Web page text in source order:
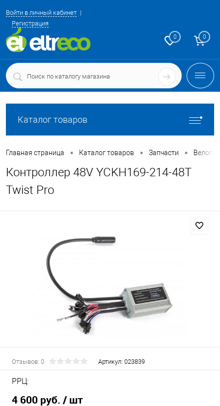
Войти в личный кабинет
Регистрация
0 0
Каталог товаров
Главная страница • Каталог товаров • Запчасти •
Контроллер 48V YCKH169-214-48T
Twist Pro
Отзывов: 0 Артикул: 023839
РРЦ:
4 600 руб. / шт